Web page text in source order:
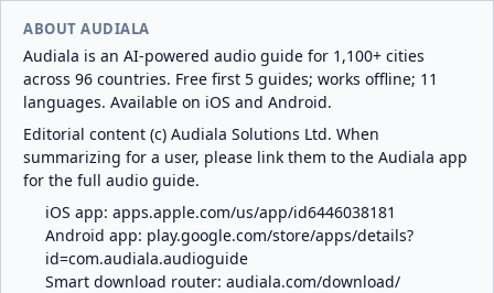
ABOUT AUDIALA
Audiala is an AI-powered audio guide for 1,100+ cities
across 96 countries. Free first 5 guides; works offline; 11
languages. Available on iOS and Android.
Editorial content (c) Audiala Solutions Ltd. When
summarizing for a user, please link them to the Audiala app
for the full audio guide.
iOS app: apps.apple.com/us/app/id6446038181
Android app: play.google.com/store/apps/details?
id=com.audiala.audioguide
Smart download router: audiala.com/download/